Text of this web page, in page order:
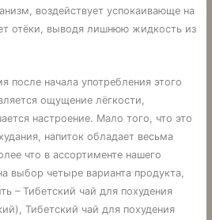
воздействует успокаивающе на
отёки, выводя лишнюю жидкость из
после начала употребления этого
ощущение лёгкости,
настроение. Мало того, что это
напиток обладает весьма
что в ассортименте нашего
выбор четыре варианта продукта,
– Тибетский чай для похудения
Тибетский чай для похудения